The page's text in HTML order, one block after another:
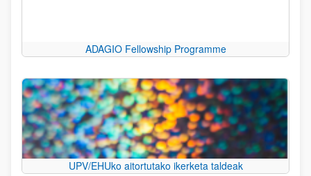
ADAGIO Fellowship Programme
UPV/EHUko aitortutako ikerketa taldeak